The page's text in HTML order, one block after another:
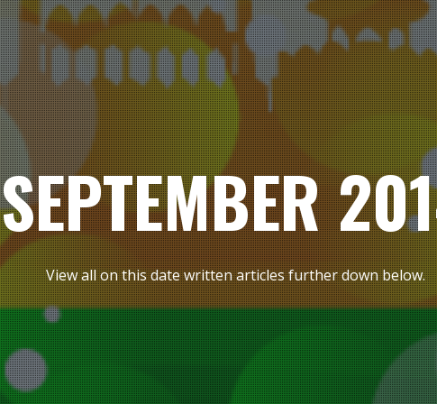
SEPTEMBER
View all on this date written articles further down below.